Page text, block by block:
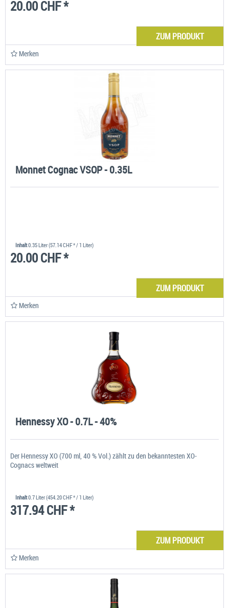
20.00 CHF *
ZUM PRODUKT
Merken
Monnet Cognac VSOP - 0.35L
Inhalt0.35 Liter(57.14 CHF * / 1 Liter)
20.00 CHF *
ZUM PRODUKT
Merken
Hennessy XO - 0.7L - 40%
Der Hennessy XO (700 ml, 40 % Vol.) zählt zu den bekanntesten XO-
Cognacs weltweit
Inhalt0.7 Liter(454.20 CHF * / 1 Liter)
317.94 CHF *
ZUM PRODUKT
Merken